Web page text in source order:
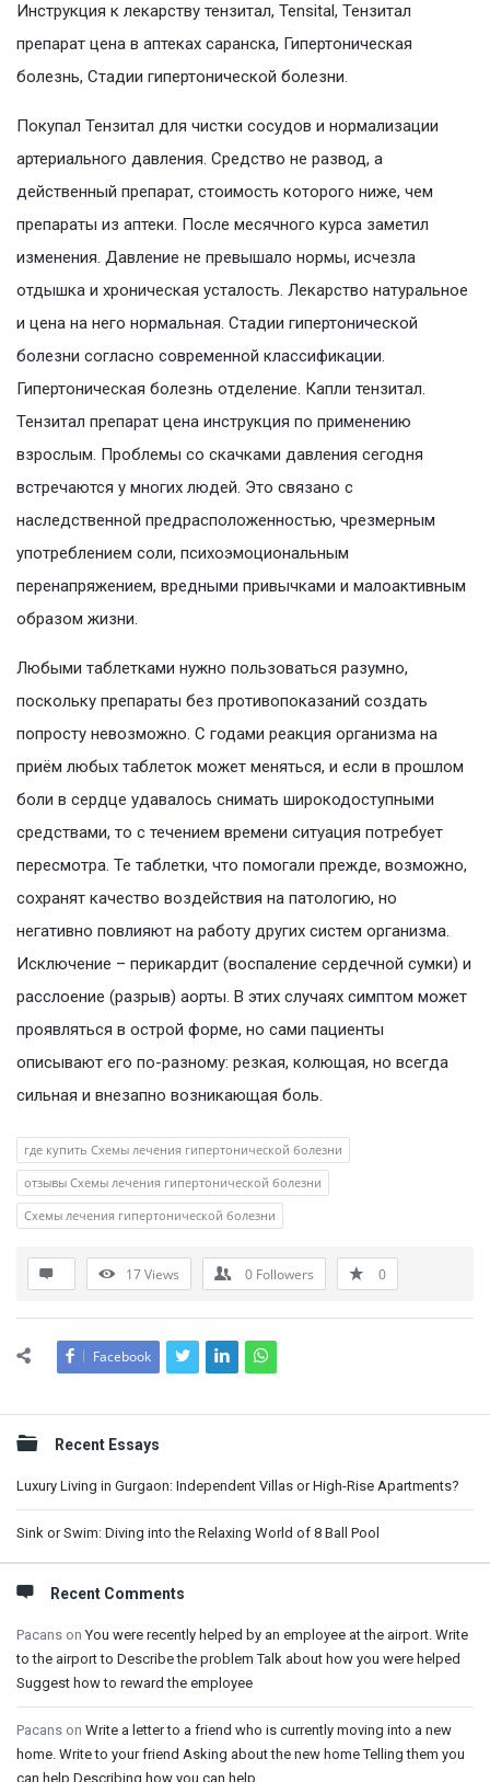
Инструкция к лекарству тензитал, Tensital, Тензитал
препарат цена в аптеках саранска, Гипертоническая
болезнь, Стадии гипертонической болезни.
Покупал Тензитал для чистки сосудов и нормализации
артериального давления. Средство не развод, а
действенный препарат, стоимость которого ниже, чем
препараты из аптеки. После месячного курса заметил
изменения. Давление не превышало нормы, исчезла
отдышка и хроническая усталость. Лекарство натуральное
и цена на него нормальная. Стадии гипертонической
болезни согласно современной классификации.
Гипертоническая болезнь отделение. Капли тензитал.
Тензитал препарат цена инструкция по применению
взрослым. Проблемы со скачками давления сегодня
встречаются у многих людей. Это связано с
наследственной предрасположенностью, чрезмерным
употреблением соли, психоэмоциональным
перенапряжением, вредными привычками и малоактивным
образом жизни.
Любыми таблетками нужно пользоваться разумно,
поскольку препараты без противопоказаний создать
попросту невозможно. С годами реакция организма на
приём любых таблеток может меняться, и если в прошлом
боли в сердце удавалось снимать широкодоступными
средствами, то с течением времени ситуация потребует
пересмотра. Те таблетки, что помогали прежде, возможно,
сохранят качество воздействия на патологию, но
негативно повлияют на работу других систем организма.
Исключение – перикардит (воспаление сердечной сумки) и
расслоение (разрыв) аорты. В этих случаях симптом может
проявляться в острой форме, но сами пациенты
описывают его по-разному: резкая, колющая, но всегда
сильная и внезапно возникающая боль.
где купить Схемы лечения гипертонической болезни
отзывы Схемы лечения гипертонической болезни
Схемы лечения гипертонической болезни
17Views 0 Followers 0
Facebook
Sidebar
Recent Essays
Luxury Living in Gurgaon: Independent Villas or High-Rise Apartments?
Sink or Swim: Diving into the Relaxing World of 8 Ball Pool
Recent Comments
Pacans onYou were recently helped by an employee at the airport. Write
to the airport to Describe the problem Talk about how you were helped
Suggest how to reward the employee
Pacans on Write a letter to a friend who is currently moving into a new
home. Write to your friend Asking about the new home Telling them you
can help Describing how you can help